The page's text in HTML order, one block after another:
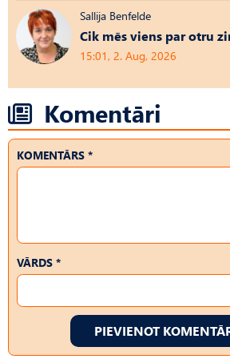
Sallija Benfelde
Cik mēs viens par otru
15:01, 2. Aug, 2026
Komentāri
KOMENTĀRS *
VĀRDS *
PIEVIENOT